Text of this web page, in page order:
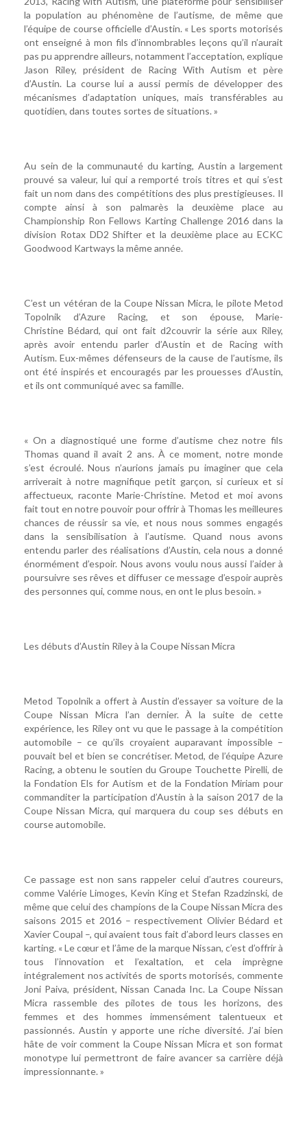
la population au phénomène de l’autisme, de même que
l’équipe de course officielle d’Austin. « Les sports motorisés
ont enseigné à mon fils d’innombrables leçons qu’il n’aurait
pas pu apprendre ailleurs, notamment l’acceptation, explique
Jason Riley, président de Racing With Autism et père
d’Austin. La course lui a aussi permis de développer des
mécanismes d’adaptation uniques, mais transférables au
quotidien, dans toutes sortes de situations. »
Au sein de la communauté du karting, Austin a largement
prouvé sa valeur, lui qui a remporté trois titres et qui s’est
fait un nom dans des compétitions des plus prestigieuses. Il
compte ainsi à son palmarès la deuxième place au
Championship Ron Fellows Karting Challenge 2016 dans la
division Rotax DD2 Shifter et la deuxième place au ECKC
Goodwood Kartways la même année.
C’est un vétéran de la Coupe Nissan Micra, le pilote Metod
Topolnik d’Azure Racing, et son épouse, Marie-
Christine Bédard, qui ont fait d2couvrir la série aux Riley,
après avoir entendu parler d’Austin et de Racing with
Autism. Eux-mêmes défenseurs de la cause de l’autisme, ils
ont été inspirés et encouragés par les prouesses d’Austin,
et ils ont communiqué avec sa famille.
« On a diagnostiqué une forme d’autisme chez notre fils
Thomas quand il avait 2 ans. À ce moment, notre monde
s’est écroulé. Nous n’aurions jamais pu imaginer que cela
arriverait à notre magnifique petit garçon, si curieux et si
affectueux, raconte Marie-Christine. Metod et moi avons
fait tout en notre pouvoir pour offrir à Thomas les meilleures
chances de réussir sa vie, et nous nous sommes engagés
dans la sensibilisation à l’autisme. Quand nous avons
entendu parler des réalisations d’Austin, cela nous a donné
énormément d’espoir. Nous avons voulu nous aussi l’aider à
poursuivre ses rêves et diffuser ce message d’espoir auprès
des personnes qui, comme nous, en ont le plus besoin. »
Les débuts d’Austin Riley à la Coupe Nissan Micra
Metod Topolnik a offert à Austin d’essayer sa voiture de la
Coupe Nissan Micra l’an dernier. À la suite de cette
expérience, les Riley ont vu que le passage à la compétition
automobile – ce qu’ils croyaient auparavant impossible –
pouvait bel et bien se concrétiser. Metod, de l’équipe Azure
Racing, a obtenu le soutien du Groupe Touchette Pirelli, de
la Fondation Els for Autism et de la Fondation Miriam pour
commanditer la participation d’Austin à la saison 2017 de la
Coupe Nissan Micra, qui marquera du coup ses débuts en
course automobile.
Ce passage est non sans rappeler celui d’autres coureurs,
comme Valérie Limoges, Kevin King et Stefan Rzadzinski, de
même que celui des champions de la Coupe Nissan Micra des
saisons 2015 et 2016 – respectivement Olivier Bédard et
Xavier Coupal –, qui avaient tous fait d’abord leurs classes en
karting. « Le cœur et l’âme de la marque Nissan, c’est d’offrir à
tous l’innovation et l’exaltation, et cela imprègne
intégralement nos activités de sports motorisés, commente
Joni Paiva, président, Nissan Canada Inc. La Coupe Nissan
Micra rassemble des pilotes de tous les horizons, des
femmes et des hommes immensément talentueux et
passionnés. Austin y apporte une riche diversité. J’ai bien
hâte de voir comment la Coupe Nissan Micra et son format
monotype lui permettront de faire avancer sa carrière déjà
impressionnante. »